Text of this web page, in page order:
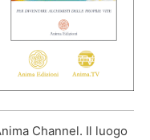
Channel. Il luogo